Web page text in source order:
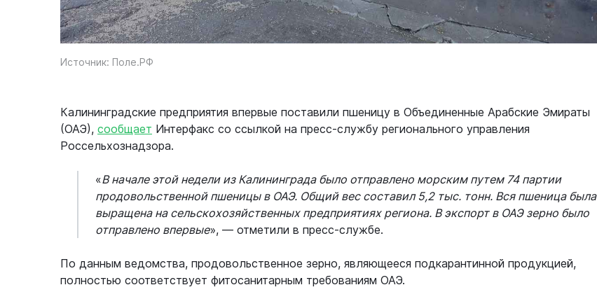
Источник: Поле.РФ
Калининградские предприятия впервые поставили пшеницу в Объединенные Арабские Эмираты
(ОАЭ), сообщает Интерфакс со ссылкой на пресс-службу регионального управления
Россельхознадзора.
«В начале этой недели из Калининграда было отправлено морским путем 74 партии
продовольственной пшеницы в ОАЭ. Общий вес составил 5,2 тыс. тонн. Вся пшеница была
выращена на сельскохозяйственных предприятиях региона. В экспорт в ОАЭ зерно было
отправлено впервые», — отметили в пресс-службе.
По данным ведомства, продовольственное зерно, являющееся подкарантинной продукцией,
полностью соответствует фитосанитарным требованиям ОАЭ.